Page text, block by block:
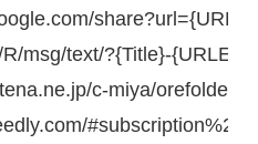
msg/text/?{Title}-
c-miya/